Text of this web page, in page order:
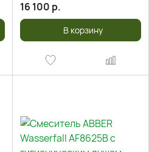
16 100 р.
В корзину